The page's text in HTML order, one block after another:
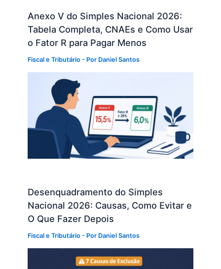
Anexo V do Simples Nacional 2026:
Tabela Completa, CNAEs e Como Usar
o Fator R para Pagar Menos
Fiscal e Tributário - Por Daniel Santos
Desenquadramento do Simples
Nacional 2026: Causas, Como Evitar e
O Que Fazer Depois
Fiscal e Tributário - Por Daniel Santos